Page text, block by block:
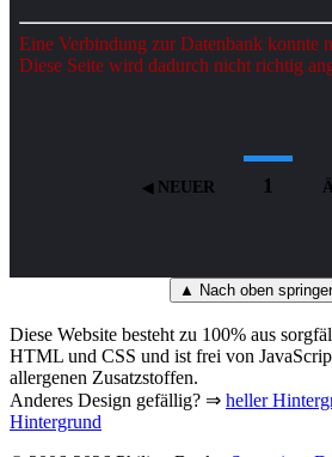
Eine Verbindung zur Datenbank konnte
Diese Seite wird dadurch nicht richtig
NEUER 1
▲ Nach oben
Diese Website besteht zu 100% aus
HTML und CSS und ist frei von
allergenen Zusatzstoffen.
Anderes Design gefällig? ⇒ heller
Hintergrund